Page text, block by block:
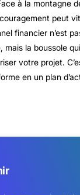
à la montagne
peut
financier n’est
mais la boussole
votre projet.
en un plan